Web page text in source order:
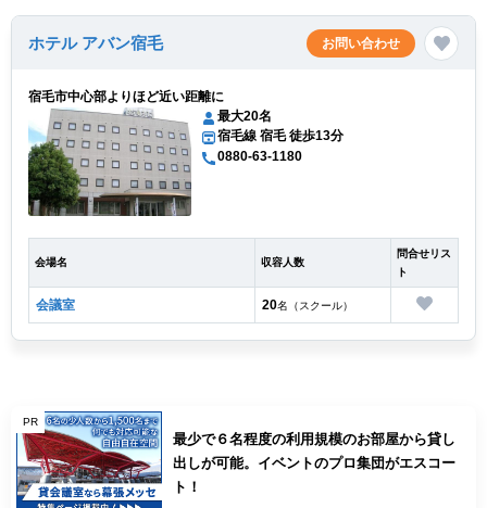
ホテル アバン宿毛 お問い合わせ
宿毛市中心部よりほど近い距離に
最大20名
宿毛線 宿毛 徒歩13分
0880-63-1180
会場名 収容人数
問合せリス
ト
会議室 20名（スクール）
PR
最少で６名程度の利用規模のお部屋から貸し
出しが可能。イベントのプロ集団がエスコー
ト！